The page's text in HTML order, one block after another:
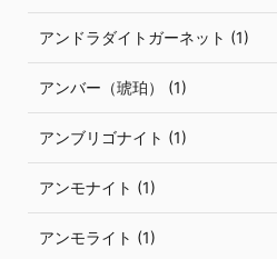
アンドラダイトガーネット (1)
アンバー（琥珀） (1)
アンブリゴナイト (1)
アンモナイト (1)
アンモライト (1)